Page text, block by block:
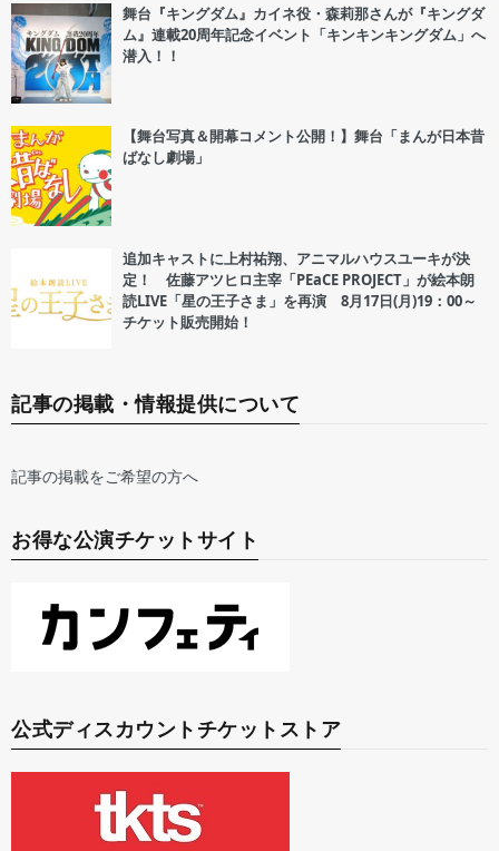
舞台『キングダム』カイネ役・森莉那さんが『キングダ
ム』連載20周年記念イベント「キンキンキングダム」へ
潜入！！
【舞台写真＆開幕コメント公開！】舞台「まんが日本昔
ばなし劇場」
追加キャストに上村祐翔、アニマルハウスユーキが決
定！ 佐藤アツヒロ主宰「PEaCE PROJECT」が絵本朗
読LIVE「星の王子さま」を再演 8月17日(月)19：00～
チケット販売開始！
記事の掲載・情報提供について
記事の掲載をご希望の方へ
お得な公演チケットサイト
公式ディスカウントチケットストア